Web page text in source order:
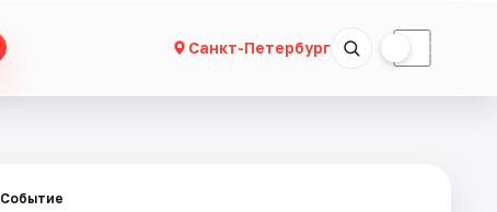
Санкт-Петербург ☾
Событие